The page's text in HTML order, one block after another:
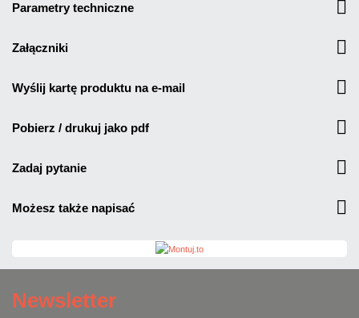
parametry techniczne
załączniki
wyślij kartę produktu na e-mail
pobierz / drukuj jako pdf
zadaj pytanie
możesz także napisać
Newsletter